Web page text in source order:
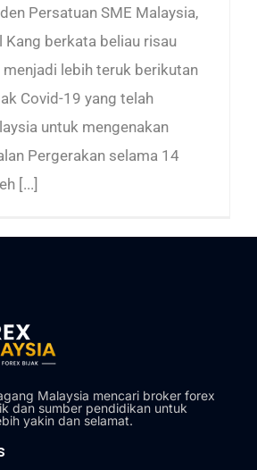
Persatuan SME Malaysia,
Kang berkata beliau risau
menjadi lebih teruk berikutan
Covid-19 yang telah
untuk mengenakan
Pergerakan selama 14
[...]
Malaysia mencari broker forex
dan sumber pendidikan untuk
yakin dan selamat.